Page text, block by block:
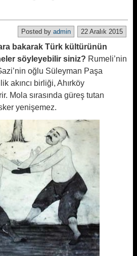
22 Aralık 2015
Posted by admin
bakarak Türk kültürünün
söyleyebilir siniz? Rumeli’nin
oğlu Süleyman Paşa
akıncı birliği, Ahırköy
Mola sırasında güreş tutan
yenişemez.